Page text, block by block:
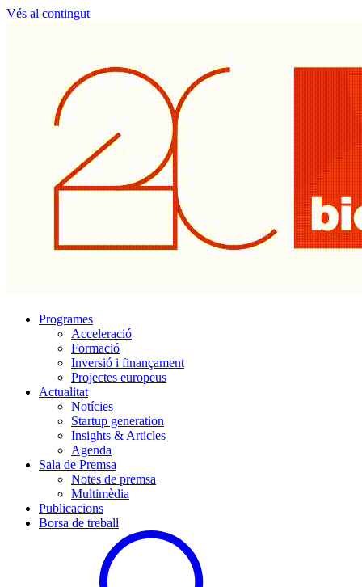
Vés al contingut
Programes
Acceleració
Formació
Inversió i finançament
Projectes europeus
Actualitat
Notícies
Startup generation
Insights & Articles
Agenda
Sala de Premsa
Notes de premsa
Multimèdia
Publicacions
Borsa de treball